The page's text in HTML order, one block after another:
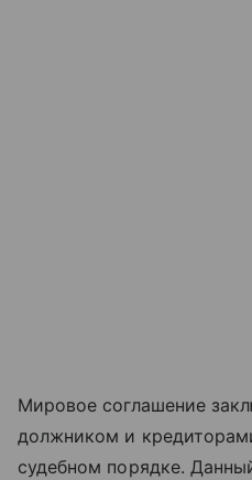
Мировое соглашение
должником и
судебном порядке.